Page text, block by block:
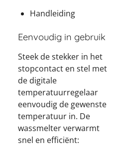
Handleiding
Eenvoudig in gebruik
Steek de stekker in het
stopcontact en stel met
de digitale
temperatuurregelaar
eenvoudig de gewenste
temperatuur in. De
wassmelter verwarmt
snel en efficiënt: